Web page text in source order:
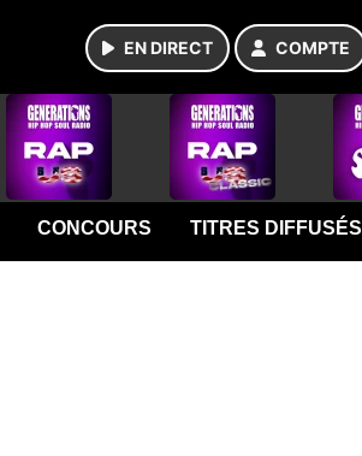
EN DIRECT COMPTE
CONCOURS TITRES DIFFUSÉS